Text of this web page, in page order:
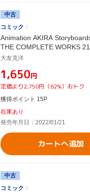
中古
コミック
Animation AKIRA
THE COMPLETE WORKS 21
大友克洋
¥1,650円
定価より2,750円（62%）おトク
獲得ポイント 15P
在庫あり
発売年月日：2022/01/21
カートへ追加
中古
コミック